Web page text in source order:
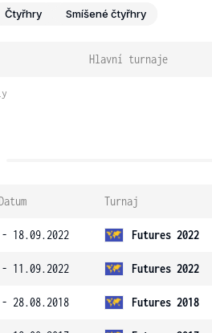
Čtyřhry Smíšené čtyřhry
Hlavní turnaje
Turnaj
18.09.2022 Futures 2022
11.09.2022 Futures 2022
28.08.2018 Futures 2018